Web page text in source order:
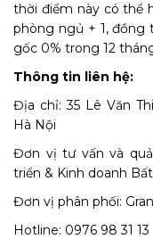
thời điểm này có thể
phòng ngủ + 1, đồng
gốc 0% trong 12
Thông tin liên hệ:
Địa chỉ: 35 Lê Văn
Hà Nội
Đơn vị tư vấn và
triển & Kinh doanh
Đơn vị phân phối:
Hotline: 0976 98 31 13